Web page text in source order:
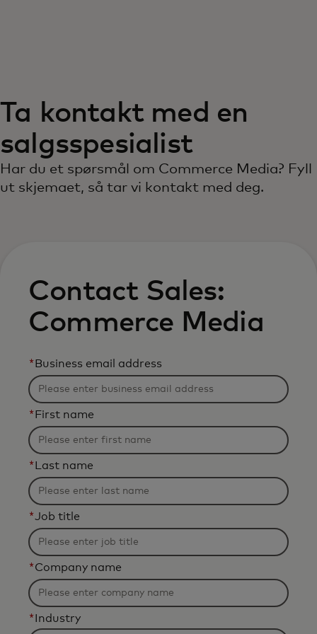
For verden
For innovatører
Ta kontakt med en
salgsspesialist
Har du et spørsmål om Commerce Media? Fyll
ut skjemaet, så tar vi kontakt med deg.
Contact Sales:
Commerce Media
* Business email address
* First name
* Last name
*Job title
*Company name
* Industry